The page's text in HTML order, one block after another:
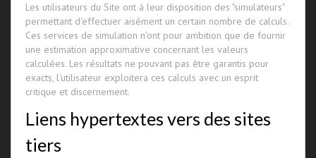
Les utilisateurs du Site ont à leur disposition des "simulateurs"
permettant d'effectuer aisément un certain nombre de calculs.
Ces services de simulation n'ont pour ambition que de fournir
une estimation approximative concernant les valeurs
calculées. Les résultats ne pouvant pas être garantis pour
exacts, l'utilisateur exploitera ces calculs avec un esprit
critique et discernement.
Liens hypertextes vers des sites
tiers